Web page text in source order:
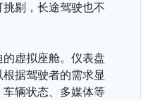
剔，长途驾驶也不
虚拟座舱。仪表盘
据驾驶者的需求显
辆状态、多媒体等